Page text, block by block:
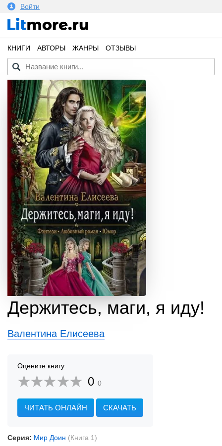
Войти
КНИГИ АВТОРЫ ЖАНРЫ ОТЗЫВЫ
Держитесь, маги, я иду!
Валентина Елисеева
Оцените книгу
0 0
ЧИТАТЬ ОНЛАЙН СКАЧАТЬ
Серия: Мир Доин (Книга 1)